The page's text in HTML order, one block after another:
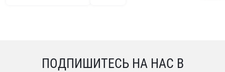
ПОДПИШИТЕСЬ НА НАС В